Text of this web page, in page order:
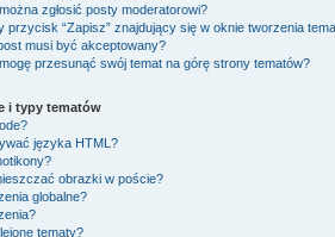
zgłosić posty moderatorowi?
przycisk “Zapisz” znajdujący się w oknie tworzenia
musi być akceptowany?
przesunąć swój temat na górę strony tematów?
i typy tematów
języka HTML?
obrazki w poście?
globalne?
tematy?